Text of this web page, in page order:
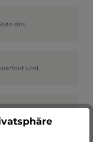
des
und